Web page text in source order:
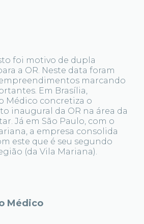
foi motivo de dupla
a OR. Neste data foram
marcando
Em Brasília,
Médico concretiza o
inaugural da OR na área da
Já em São Paulo, com o
a empresa consolida
este que é seu segundo
(da Vila Mariana).
Médico